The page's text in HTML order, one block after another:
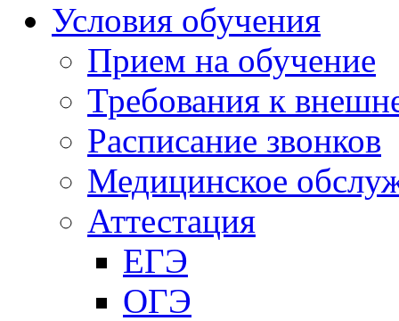
Условия обучения
Прием на обучение
Требования к
Расписание звонков
Медицинское
Аттестация
ЕГЭ
ОГЭ